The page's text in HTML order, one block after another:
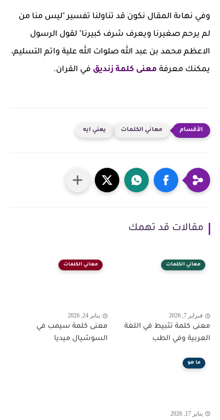
وفي نهاىة المقال نكون قد تناولنا تفسير "ليس منا من
لم يرحم صغيرنا ويعرف شرف كبيرنا" لقول الرسول
الاعظم محمد بن عبد الله صلوات الله علية واتم التسليم،
يمكنك معرفة معنى كلمة زنديق في القران.
معاني الكلمات يعني ايه
مقالات قد تهمك
معاني الكلمات
فبراير 7, 2026
معنى كلمة تثبيط في اللغة
العربية وفي الطب
معاني الكلمات
يناير 24, 2026
معنى كلمة سيمب في
السوشيال ميديا
ما هو
يناير 17, 2026